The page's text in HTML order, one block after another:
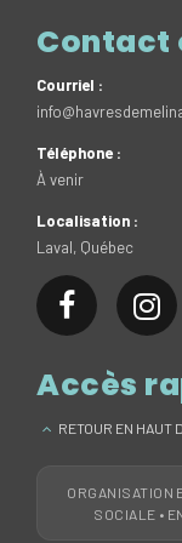
Courriel :
Téléphone :
À venir
Localisation :
Laval, Québec
Accès
RETOUR EN HAUT
ORGANISATION
SOCIALE •